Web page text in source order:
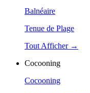
Balnéaire
Tenue de Plage
Tout Afficher →
Cocooning
Cocooning